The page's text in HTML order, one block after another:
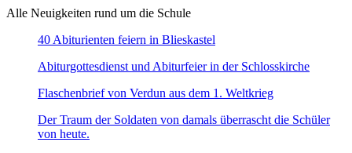
Alle Neuigkeiten rund um die Schule
40 Abiturienten feiern in Blieskastel
Abiturgottesdienst und Abiturfeier in der Schlosskirche
Flaschenbrief von Verdun aus dem 1. Weltkrieg
Der Traum der Soldaten von damals überrascht die Schüler
von heute.